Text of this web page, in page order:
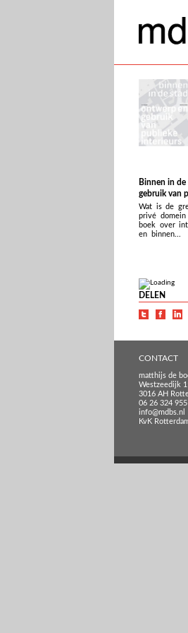
Binnen in
gebruik van
Wat is de
privé
boek over
en binnen...
DELEN
CONTACT
matthijs de
Westzeedijk
3016 AH
06 26 324 955
info@mdbs.nl
KvK